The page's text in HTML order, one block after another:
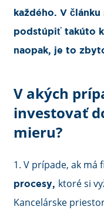
každého. V
podstúpiť takúto
naopak, je to
V akých
investovať
mieru?
1. V prípade, ak má
procesy, ktoré si
Kancelárske